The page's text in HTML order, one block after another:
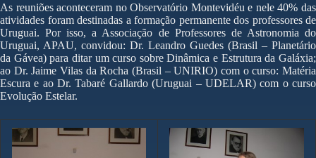
As reuniões aconteceram no Observatório Montevidéu e nele 40% das
atividades foram destinadas a formação permanente dos professores de
Uruguai. Por isso, a Associação de Professores de Astronomia do
Uruguai, APAU, convidou: Dr. Leandro Guedes (Brasil – Planetário
da Gávea) para ditar um curso sobre Dinâmica e Estrutura da Galáxia;
ao Dr. Jaime Vilas da Rocha (Brasil – UNIRIO) com o curso: Matéria
Escura e ao Dr. Tabaré Gallardo (Uruguai – UDELAR) com o curso
Evolução Estelar.